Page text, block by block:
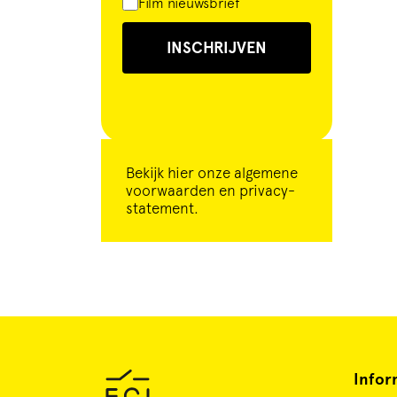
INSCHRIJVEN
Bekijk hier onze algemene
voorwaarden en privacy-
statement.